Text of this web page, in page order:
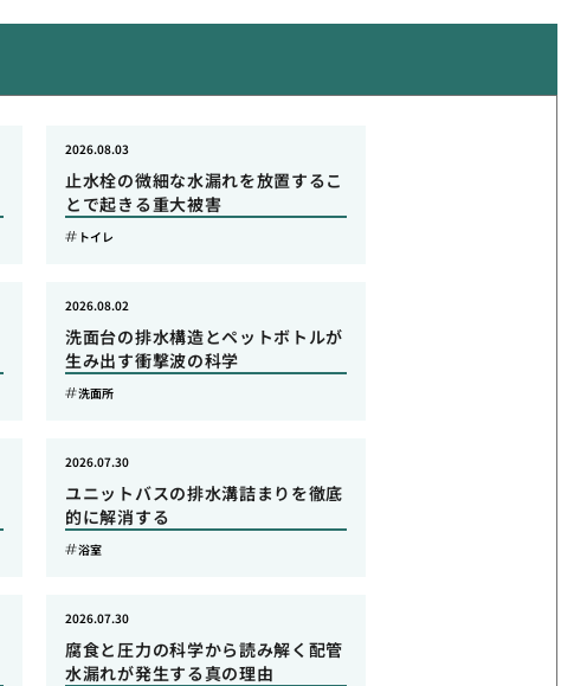
止水栓の微細な水漏れを放置するこ
とで起きる重大被害
2026.08.03
トイレ
洗面台の排水構造とペットボトルが
生み出す衝撃波の科学
2026.08.02
洗面所
ユニットバスの排水溝詰まりを徹底
的に解消する
2026.07.30
浴室
腐食と圧力の科学から読み解く配管
水漏れが発生する真の理由
2026.07.30